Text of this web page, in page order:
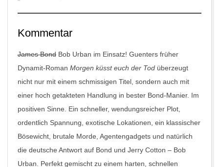
Kommentar
James Bond Bob Urban im Einsatz! Guenters früher
Dynamit-Roman Morgen küsst euch der Tod überzeugt
nicht nur mit einem schmissigen Titel, sondern auch mit
einer hoch getakteten Handlung in bester Bond-Manier. Im
positiven Sinne. Ein schneller, wendungsreicher Plot,
ordentlich Spannung, exotische Lokationen, ein klassischer
Bösewicht, brutale Morde, Agentengadgets und natürlich
die deutsche Antwort auf Bond und Jerry Cotton – Bob
Urban. Perfekt gemischt zu einem harten, schnellen